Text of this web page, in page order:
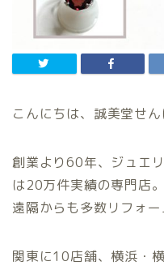
こんにちは、誠美堂せん
創業より60年、ジュエ
は20万件実績の専門店
遠隔からも多数リフォー
関東に10店舗、横浜・